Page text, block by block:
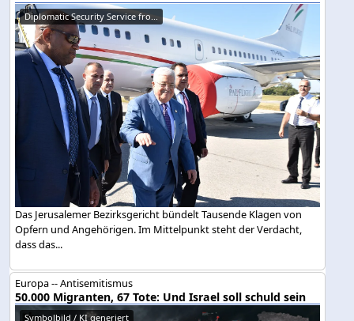
Diplomatic Security Service fro...
Das Jerusalemer Bezirksgericht bündelt Tausende Klagen von
Opfern und Angehörigen. Im Mittelpunkt steht der Verdacht,
dass das...
Europa -- Antisemitismus
50.000 Migranten, 67 Tote: Und Israel soll schuld sein
Symbolbild / KI generiert